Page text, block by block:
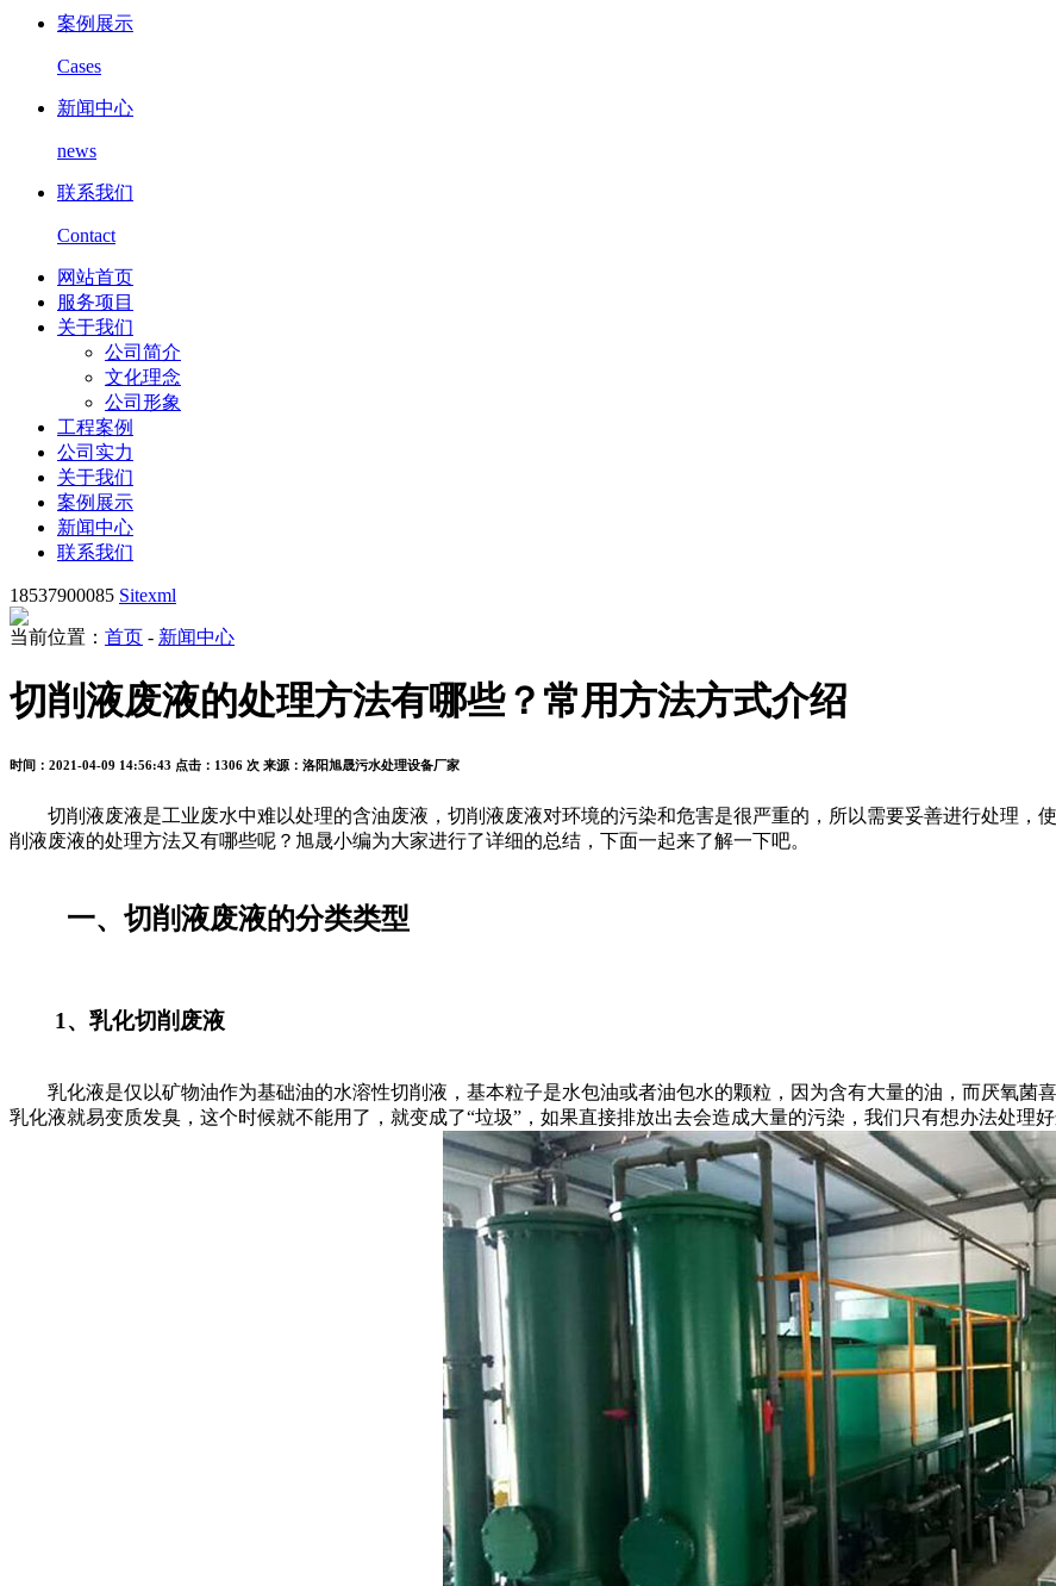
案例展示
Cases
新闻中心
news
联系我们
Contact
网站首页
服务项目
关于我们
公司简介
文化理念
公司形象
工程案例
公司实力
关于我们
案例展示
新闻中心
联系我们
18537900085 Sitexml
当前位置： 首页 - 新闻中心
切削液废液的处理方法有哪些？常用方法方式介绍
时间：2021-04-09 14:56:43 点击：1306 次 来源：洛阳旭晟污水处理设备厂家
切削液废液是工业废水中难以处理的含油废液，切削液废液对环境的污染和危害是很严重的，所以需要妥善进行处理，
削液废液的处理方法又有哪些呢？旭晟小编为大家进行了详细的总结，下面一起来了解一下吧。
一、切削液废液的分类类型
1、乳化切削废液
乳化液是仅以矿物油作为基础油的水溶性切削液，基本粒子是水包油或者油包水的颗粒，因为含有大量的油，而厌氧菌
乳化液就易变质发臭，这个时候就不能用了，就变成了“垃圾”，如果直接排放出去会造成大量的污染，我们只有想办法处理好